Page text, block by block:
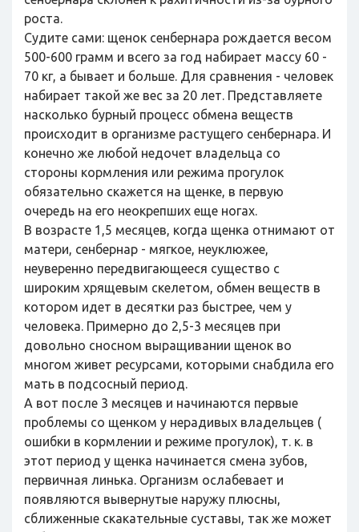
роста.
Судите сами: щенок сенбернара рождается весом
500-600 грамм и всего за год набирает массу 60 -
70 кг, а бывает и больше. Для сравнения - человек
набирает такой же вес за 20 лет. Представляете
насколько бурный процесс обмена веществ
происходит в организме растущего сенбернара. И
конечно же любой недочет владельца со
стороны кормления или режима прогулок
обязательно скажется на щенке, в первую
очередь на его неокрепших еще ногах.
В возрасте 1,5 месяцев, когда щенка отнимают от
матери, сенбернар - мягкое, неуклюжее,
неуверенно передвигающееся существо с
широким хрящевым скелетом, обмен веществ в
котором идет в десятки раз быстрее, чем у
человека. Примерно до 2,5-3 месяцев при
довольно сносном выращивании щенок во
многом живет ресурсами, которыми снабдила его
мать в подсосный период.
А вот после 3 месяцев и начинаются первые
проблемы со щенком у нерадивых владельцев (
ошибки в кормлении и режиме прогулок), т. к. в
этот период у щенка начинается смена зубов,
первичная линька. Организм ослабевает и
появляются вывернутые наружу плюсны,
сближенные скакательные суставы, так же может